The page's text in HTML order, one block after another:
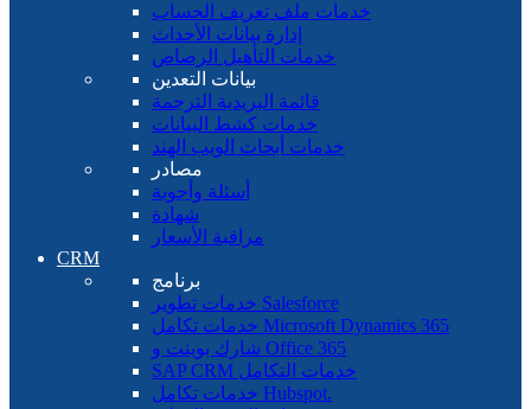
خدمات ملف تعريف الحساب
إدارة بيانات الأحداث
خدمات التأهيل الرصاص
بيانات التعدين
قائمة البريدية الترجمة
خدمات كشط البيانات
خدمات أبحاث الويب الهند
مصادر
أسئلة وأجوبة
شهادة
مراقبة الأسعار
CRM
برنامج
خدمات تطوير Salesforce
خدمات تكامل Microsoft Dynamics 365
شارك بوينت و Office 365
SAP CRM خدمات التكامل
خدمات تكامل Hubspot.